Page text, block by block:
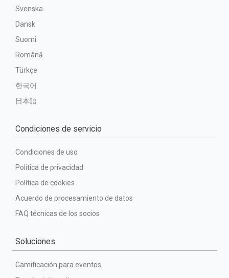
Svenska
Dansk
Suomi
Română
Türkçe
한국어
日本語
Condiciones de servicio
Condiciones de uso
Política de privacidad
Política de cookies
Acuerdo de procesamiento de datos
FAQ técnicas de los socios
Soluciones
Gamificación para eventos